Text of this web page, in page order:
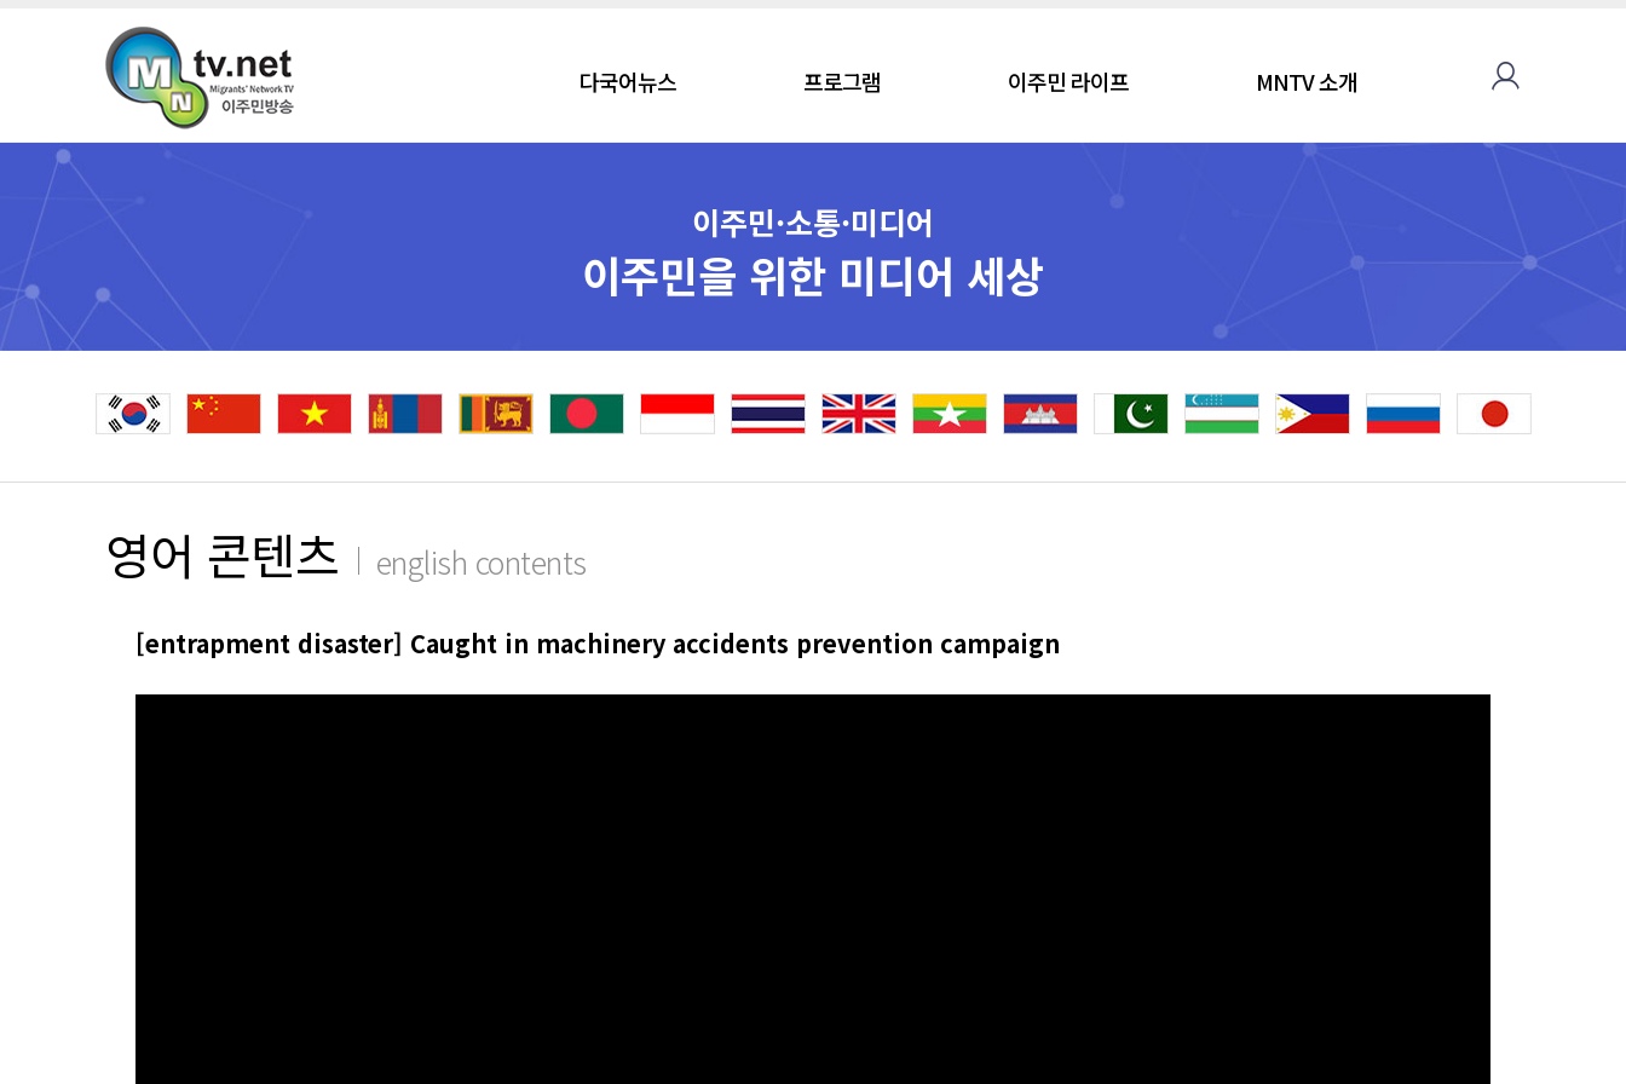
다국어뉴스 프로그램 이주민 라이프 MNTV 소개
이주민·소통·미디어
이주민을 위한 미디어 세상
영어 콘텐츠 english contents
[entrapment disaster] Caught in machinery accidents prevention campaign